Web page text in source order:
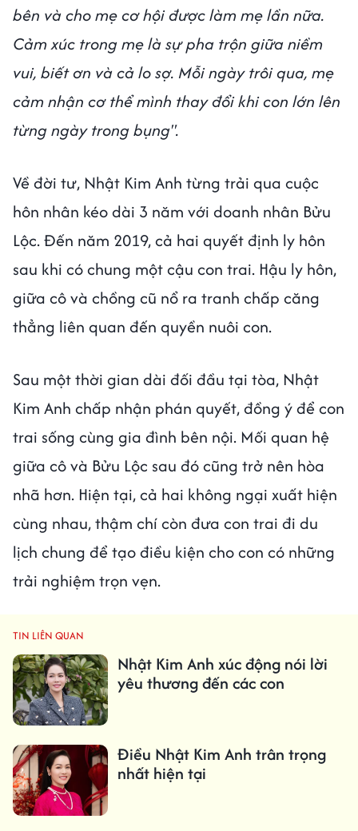
bên và cho mẹ cơ hội được làm mẹ lần nữa.
Cảm xúc trong mẹ là sự pha trộn giữa niềm
vui, biết ơn và cả lo sợ. Mỗi ngày trôi qua, mẹ
cảm nhận cơ thể mình thay đổi khi con lớn lên
từng ngày trong bụng".
Về đời tư, Nhật Kim Anh từng trải qua cuộc
hôn nhân kéo dài 3 năm với doanh nhân Bửu
Lộc. Đến năm 2019, cả hai quyết định ly hôn
sau khi có chung một cậu con trai. Hậu ly hôn,
giữa cô và chồng cũ nổ ra tranh chấp căng
thẳng liên quan đến quyền nuôi con.
Sau một thời gian dài đối đầu tại tòa, Nhật
Kim Anh chấp nhận phán quyết, đồng ý để con
trai sống cùng gia đình bên nội. Mối quan hệ
giữa cô và Bửu Lộc sau đó cũng trở nên hòa
nhã hơn. Hiện tại, cả hai không ngại xuất hiện
cùng nhau, thậm chí còn đưa con trai đi du
lịch chung để tạo điều kiện cho con có những
trải nghiệm trọn vẹn.
TIN LIÊN QUAN
Nhật Kim Anh xúc động nói lời
yêu thương đến các con
Điều Nhật Kim Anh trân trọng
nhất hiện tại